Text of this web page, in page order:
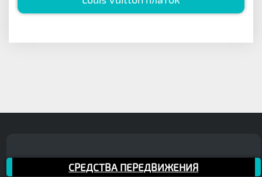
СРЕДСТВА ПЕРЕДВИЖЕНИЯ